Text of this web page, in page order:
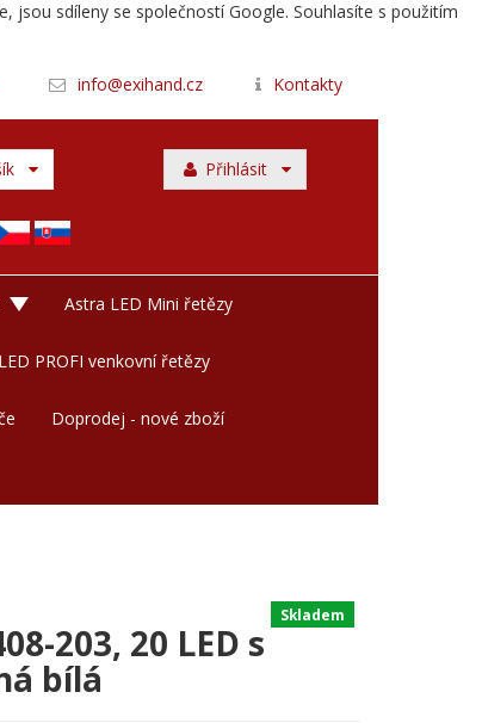
jsou sdíleny se společností Google. Souhlasíte s použitím
info@exihand.cz Kontakty
Přihlásit
Astra LED Mini řetězy
LED PROFI venkovní řetězy
Doprodej - nové zboží
Skladem
203, 20 LED s
bílá